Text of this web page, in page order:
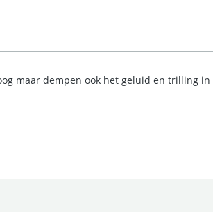
maar dempen ook het geluid en trilling